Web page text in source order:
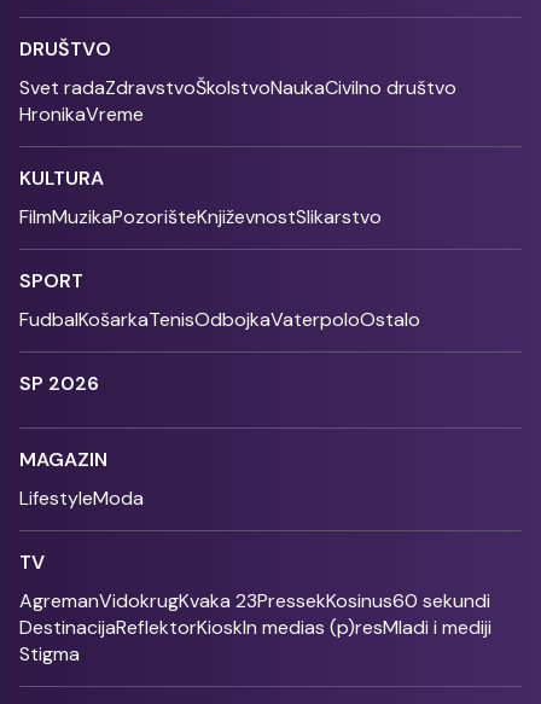
DRUŠTVO
Svet radaZdravstvoŠkolstvoNaukaCivilno društvo
HronikaVreme
KULTURA
FilmMuzikaPozorišteKnjiževnostSlikarstvo
SPORT
FudbalKošarkaTenisOdbojkaVaterpoloOstalo
SP 2026
MAGAZIN
LifestyleModa
TV
AgremanVidokrugKvaka 23PressekKosinus60 sekundi
DestinacijaReflektorKioskIn medias (p)resMladi i mediji
Stigma